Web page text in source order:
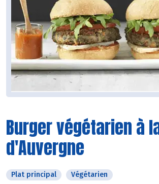
Burger végétarien à
d'Auvergne
Plat principal Végétarien